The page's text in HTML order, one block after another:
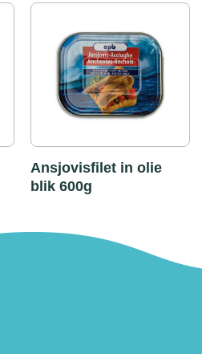
Ansjovisfilet in olie
blik 600g